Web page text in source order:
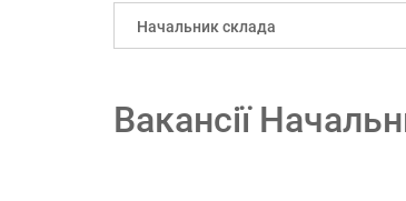
Начальник склада
Вакансії